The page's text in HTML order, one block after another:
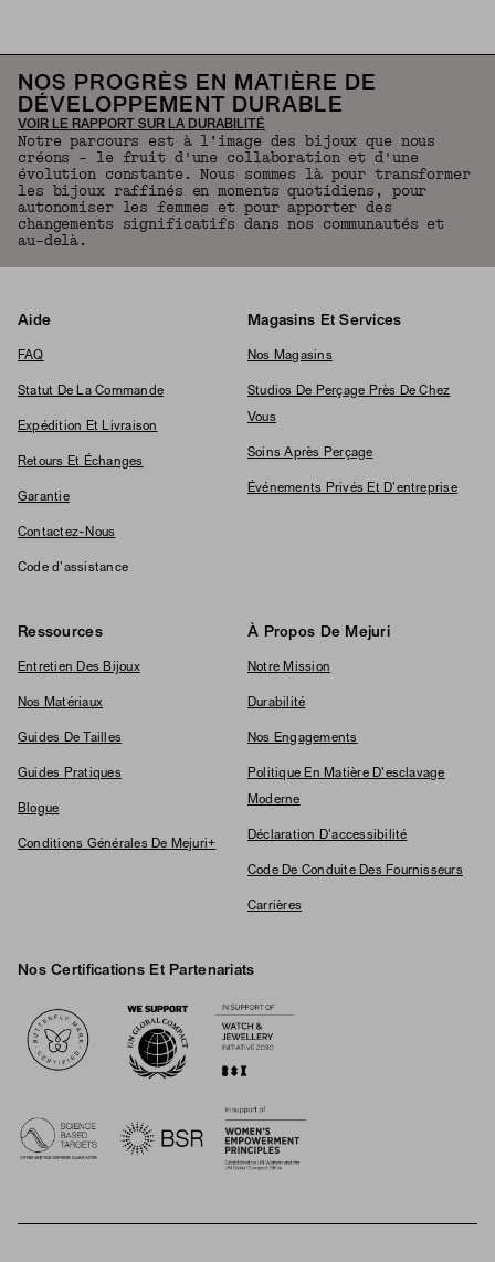
NOS PROGRÈS EN MATIÈRE DE
DÉVELOPPEMENT DURABLE
VOIR LE RAPPORT SUR LA DURABILITÉ
Notre parcours est à l’image des bijoux que nous
créons – le fruit d'une collaboration et d'une
évolution constante. Nous sommes là pour transformer
les bijoux raffinés en moments quotidiens, pour
autonomiser les femmes et pour apporter des
changements significatifs dans nos communautés et
au-delà.
Aide
FAQ
Statut De La Commande
Expédition Et Livraison
Retours Et Échanges
Garantie
Contactez-Nous
Code d'assistance
Magasins Et Services
Nos Magasins
Studios De Perçage Près De Chez
Vous
Soins Après Perçage
Événements Privés Et D'entreprise
Ressources
Entretien Des Bijoux
Nos Matériaux
Guides De Tailles
Guides Pratiques
Blogue
Conditions Générales De Mejuri+
À Propos De Mejuri
Notre Mission
Durabilité
Nos Engagements
Politique En Matière D'esclavage
Moderne
Déclaration D'accessibilité
Code De Conduite Des Fournisseurs
Carrières
Nos Certifications Et Partenariats